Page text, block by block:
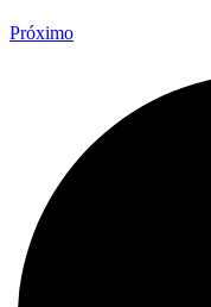
Próximo